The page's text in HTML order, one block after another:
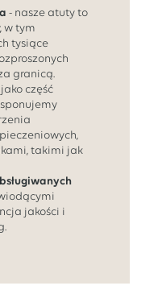
- nasze atuty to
w tym
tysiące
granicą.
jako część
takimi jak
jakości i